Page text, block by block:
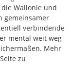
Wallonie und
gemeinsamer
verbindende
mental weit weg
Mehr
zu